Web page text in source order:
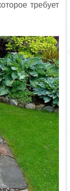
требует